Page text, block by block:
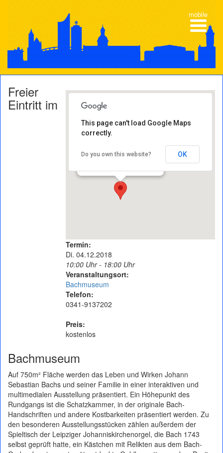
Leipzig
This page can't load Google Maps
correctly.
Do you own this website? OK
Termin:
Di. 04.12.2018
10:00 Uhr - 18:00 Uhr
Veranstaltungsort:
Bachmuseum
Telefon:
0341-9137202
Preis:
kostenlos
Freier
Eintritt im
Bachmuseum
Auf 750m² Fläche werden das Leben und Wirken Johann
Sebastian Bachs und seiner Familie in einer interaktiven und
multimedialen Ausstellung präsentiert. Ein Höhepunkt des
Rundgangs ist die Schatzkammer, in der originale Bach-
Handschriften und andere Kostbarkeiten präsentiert werden. Zu
den besonderen Ausstellungsstücken zählen außerdem der
Spieltisch der Leipziger Johanniskirchenorgel, die Bach 1743
selbst geprüft hatte, ein Kästchen mit Relikten aus dem Bach-
mobile